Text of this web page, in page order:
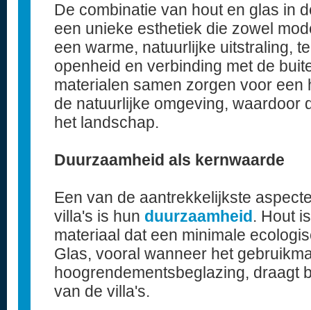
De combinatie van hout en glas in
een unieke esthetiek die zowel
een warme, natuurlijke uitstraling,
openheid en verbinding met de
materialen samen zorgen voor een
de natuurlijke omgeving, waardoor
het landschap.
Duurzaamheid als kernwaarde
Een van de aantrekkelijkste
villa's is hun duurzaamheid. Hout
materiaal dat een minimale
Glas, vooral wanneer het
hoogrendementsbeglazing, draagt
van de villa's.